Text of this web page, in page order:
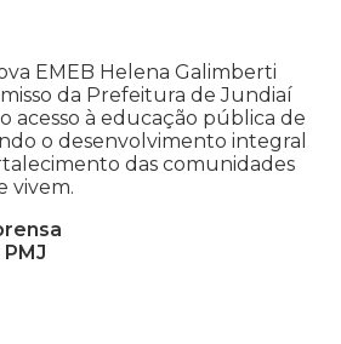
EMEB Helena Galimberti
da Prefeitura de Jundiaí
acesso à educação pública de
o desenvolvimento integral
das comunidades
vivem.